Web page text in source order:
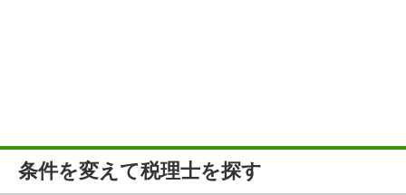
条件を変えて税理士を探す